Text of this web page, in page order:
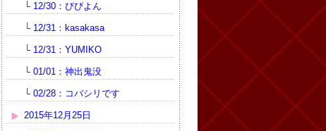
└ 12/30：びびよん
└ 12/31：kasakasa
└ 12/31：YUMIKO
└ 01/01：神出鬼没
└ 02/28：コバシリです
2015年12月25日